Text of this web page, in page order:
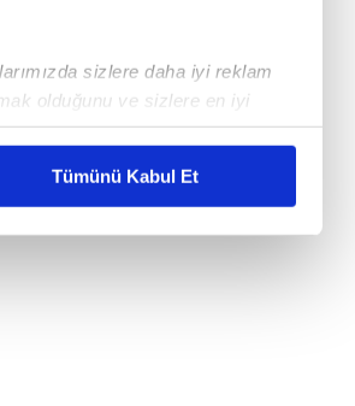
sizlere daha iyi reklam
olduğunu ve sizlere en iyi
maliyetlerimizi karşılamak
Tümünü Kabul Et